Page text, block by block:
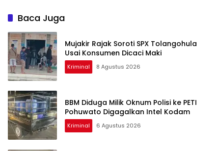
Baca Juga
Mujakir Rajak Soroti SPX Tolangohula
Usai Konsumen Dicaci Maki
Kriminal 8 Agustus 2026
BBM Diduga Milik Oknum Polisi ke PETI
Pohuwato Digagalkan Intel Kodam
Kriminal 6 Agustus 2026